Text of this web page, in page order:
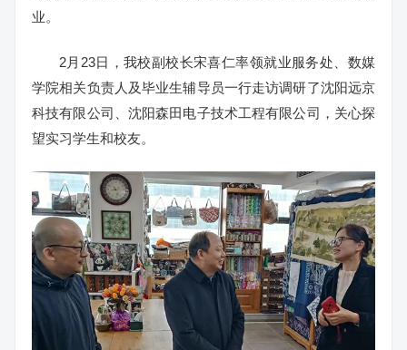
业。
2月23日，我校副校长宋喜仁率领就业服务处、数媒
学院相关负责人及毕业生辅导员一行走访调研了沈阳远京
科技有限公司、沈阳森田电子技术工程有限公司，关心探
望实习学生和校友。